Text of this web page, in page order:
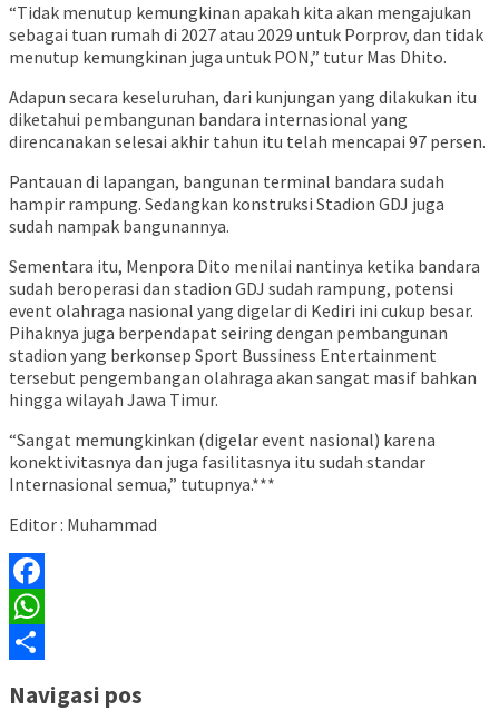
“Tidak menutup kemungkinan apakah kita akan mengajukan
sebagai tuan rumah di 2027 atau 2029 untuk Porprov, dan tidak
menutup kemungkinan juga untuk PON,” tutur Mas Dhito.
Adapun secara keseluruhan, dari kunjungan yang dilakukan itu
diketahui pembangunan bandara internasional yang
direncanakan selesai akhir tahun itu telah mencapai 97 persen.
Pantauan di lapangan, bangunan terminal bandara sudah
hampir rampung. Sedangkan konstruksi Stadion GDJ juga
sudah nampak bangunannya.
Sementara itu, Menpora Dito menilai nantinya ketika bandara
sudah beroperasi dan stadion GDJ sudah rampung, potensi
event olahraga nasional yang digelar di Kediri ini cukup besar.
Pihaknya juga berpendapat seiring dengan pembangunan
stadion yang berkonsep Sport Bussiness Entertainment
tersebut pengembangan olahraga akan sangat masif bahkan
hingga wilayah Jawa Timur.
“Sangat memungkinkan (digelar event nasional) karena
konektivitasnya dan juga fasilitasnya itu sudah standar
Internasional semua,” tutupnya.***
Editor : Muhammad
Facebook
WhatsApp
Navigasi pos